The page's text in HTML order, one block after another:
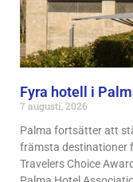
Fyra hotell i
7 augusti, 2026
Palma fortsätter att
främsta destinationer
Travelers Choice